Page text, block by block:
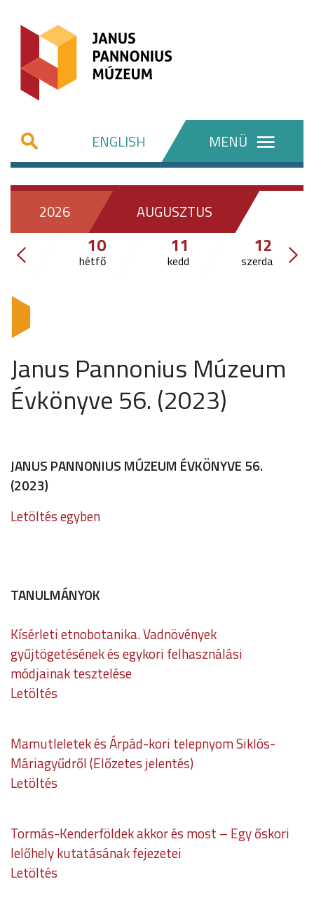
ENGLISH MENÜ
2026 AUGUSZTUS
10
hétfő
11
kedd
12
szerda
Janus Pannonius Múzeum
Évkönyve 56. (2023)
JANUS PANNONIUS MÚZEUM ÉVKÖNYVE 56.
(2023)
Letöltés egyben
TANULMÁNYOK
Kísérleti etnobotanika. Vadnövények
gyűjtögetésének és egykori felhasználási
módjainak tesztelése
Letöltés
Mamutleletek és Árpád-kori telepnyom Siklós-
Máriagyűdről (Előzetes jelentés)
Letöltés
Tormás-Kenderföldek akkor és most – Egy őskori
lelőhely kutatásának fejezetei
Letöltés